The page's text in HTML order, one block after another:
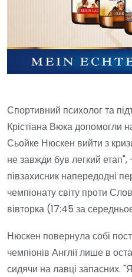
Спортивний психолог та
Крістіана Вюка допомогли
Сьойке Нюскен вийти з
не завжди був легкий етап",
півзахисник напередодні
чемпіонату світу проти
вівторка (17:45 за
Нюскен повернула собі
чемпіонів Англії лише в
сидячи на лавці запасних.